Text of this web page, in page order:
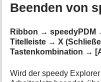
Beenden von
Ribbon → speedyPDM
Titelleiste → X
Tastenkombination →
Wird der speedy